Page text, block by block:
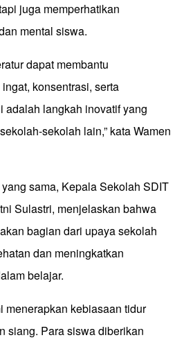
juga memperhatikan
mental siswa.
dapat membantu
konsentrasi, serta
adalah langkah inovatif yang
sekolah lain,” kata Wamen
sama, Kepala Sekolah SDIT
Sulastri, menjelaskan bahwa
bagian dari upaya sekolah
dan meningkatkan
belajar.
menerapkan kebiasaan tidur
siang. Para siswa diberikan